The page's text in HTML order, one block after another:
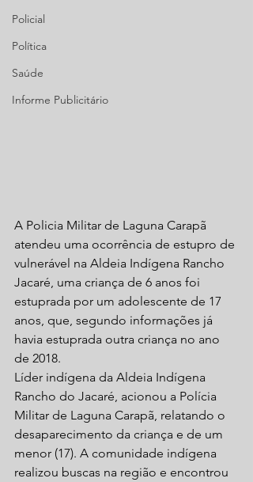
Policial
Política
Saúde
Informe Publicitário
A Policia Militar de Laguna Carapã
atendeu uma ocorrência de estupro de
vulnerável na Aldeia Indígena Rancho
Jacaré, uma criança de 6 anos foi
estuprada por um adolescente de 17
anos, que, segundo informações já
havia estuprada outra criança no ano
de 2018.
Líder indígena da Aldeia Indígena
Rancho do Jacaré, acionou a Polícia
Militar de Laguna Carapã, relatando o
desaparecimento da criança e de um
menor (17). A comunidade indígena
realizou buscas na região e encontrou